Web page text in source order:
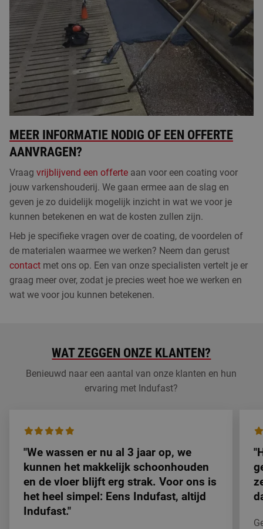
professionele machines en weten we uit ervaring hoe we
zo efficiënt mogelijk voor je aan de slag kunnen gaan.
Tip:je kunt kiezen voor een vloeistofdichte coatingvloer.
Daarnaast kunnen we ook een coating aanbrengen op de
wanden en zelfs de plinten meecoaten. Zo ontstaat een
volledig naadloos geheel, waardoor vuil zich nergens kan
ophopen of verschuilen.
MEER INFORMATIE NODIG OF EEN OFFERTE
AANVRAGEN?
Vraag vrijblijvend een offerte aan voor een coating voor
jouw varkenshouderij. We gaan ermee aan de slag en
geven je zo duidelijk mogelijk inzicht in wat we voor je
kunnen betekenen en wat de kosten zullen zijn.
Heb je specifieke vragen over de coating, de voordelen of
de materialen waarmee we werken? Neem dan gerust
contact met ons op. Een van onze specialisten vertelt je er
graag meer over, zodat je precies weet hoe we werken en
wat we voor jou kunnen betekenen.
WAT ZEGGEN ONZE KLANTEN?
Benieuwd naar een aantal van onze klanten en hun
ervaring met Indufast?
"We wassen er nu al 3 jaar op, we
kunnen het makkelijk schoonhouden
en de vloer blijft erg strak. Voor ons is
het heel simpel: Eens Indufast, altijd
Indufast."